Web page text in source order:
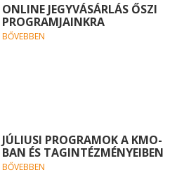
ONLINE JEGYVÁSÁRLÁS ŐSZI
PROGRAMJAINKRA
BŐVEBBEN
JÚLIUSI PROGRAMOK A KMO-
BAN ÉS TAGINTÉZMÉNYEIBEN
BŐVEBBEN